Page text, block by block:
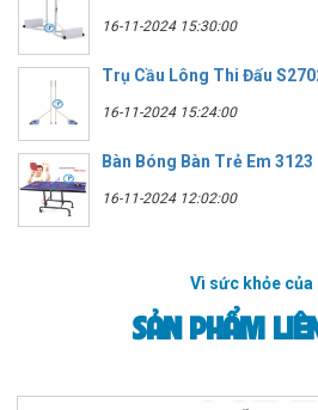
16-11-2024 15:30:00
Trụ Cầu Lông Thi Đấu
16-11-2024 15:24:00
Bàn Bóng Bàn Trẻ Em 3123
16-11-2024 12:02:00
Vì sức khỏe của
SẢN PHẨM